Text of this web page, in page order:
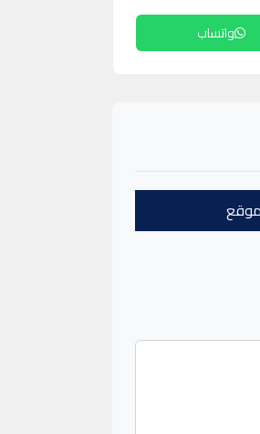
واتساب